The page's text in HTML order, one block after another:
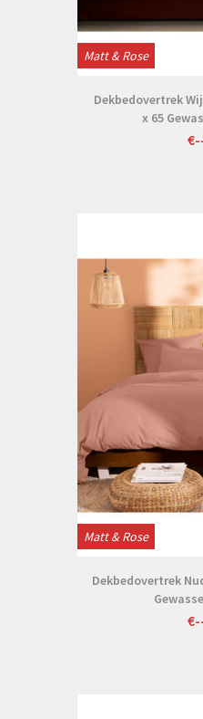
Matt & Rose
Dekbedovertrek
x 65
Matt & Rose
Dekbedovertrek